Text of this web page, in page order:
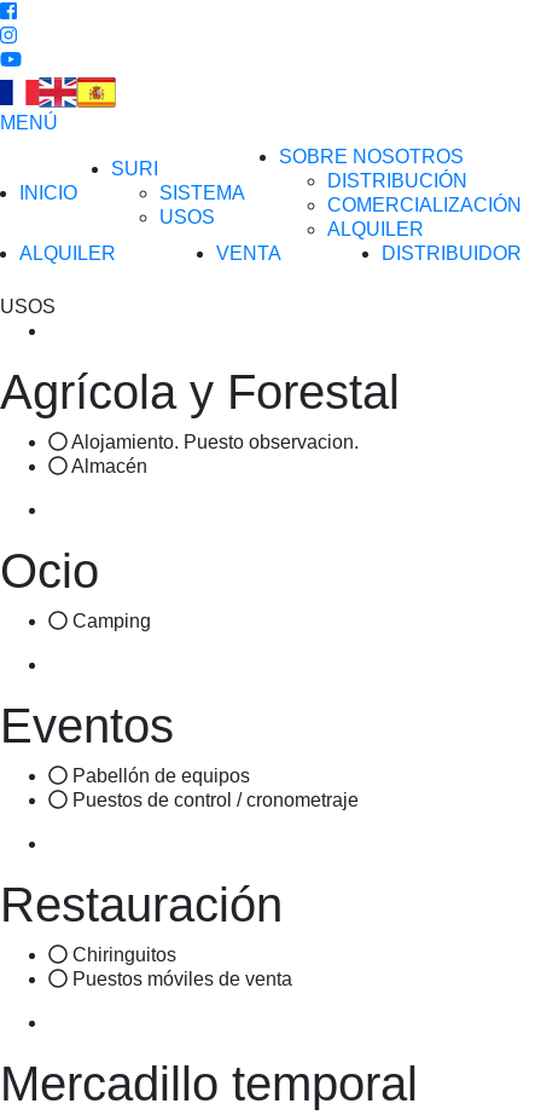
MENÚ
INICIO
SURI
SISTEMA
USOS
SOBRE NOSOTROS
DISTRIBUCIÓN
COMERCIALIZACIÓN
ALQUILER
ALQUILER
VENTA DISTRIBUIDOR
USOS
Agrícola y Forestal
Alojamiento. Puesto observacion.
Almacén
Ocio
Camping
Eventos
Pabellón de equipos
Puestos de control / cronometraje
Restauración
Chiringuitos
Puestos móviles de venta
Mercadillo temporal